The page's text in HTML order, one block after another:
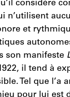
considère
n’utilisent
et
son manifeste
il tend à
Tel que l’a
pour lui est